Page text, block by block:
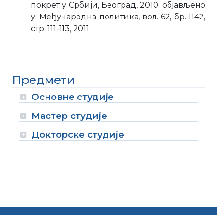
покрет у Србији, Београд, 2010. објављено
у: Међународна политика, вол. 62, бр. 1142,
стр. 111-113, 2011.
Предмети
Основне студије
Мастер студије
Докторске студије